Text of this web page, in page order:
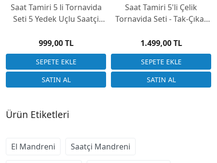
Saat Tamiri 5 li Tornavida
Seti 5 Yedek Uçlu Saatçi
999,00 TL
Saat Tamiri 5'li Çelik
Tornavida Seti - Tak-Çıkar
1.499,00 TL
Ürün Etiketleri
El Mandreni Saatçi Mandreni